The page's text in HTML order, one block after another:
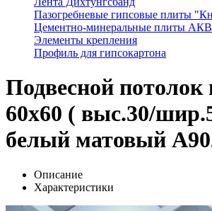
Пазогребневые гипсовые плиты
Цементно-минеральные плиты
Элементы крепления
Профиль для гипсокартона
Подвесной потолок
60х60 ( выс.30/
белый матовый
Описание
Характеристики